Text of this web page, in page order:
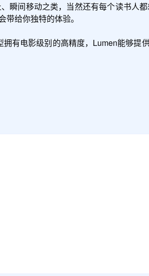
瞬间移动之类，当然还有每个读书人
给你独特的体验。
有电影级别的高精度，Lumen能够提